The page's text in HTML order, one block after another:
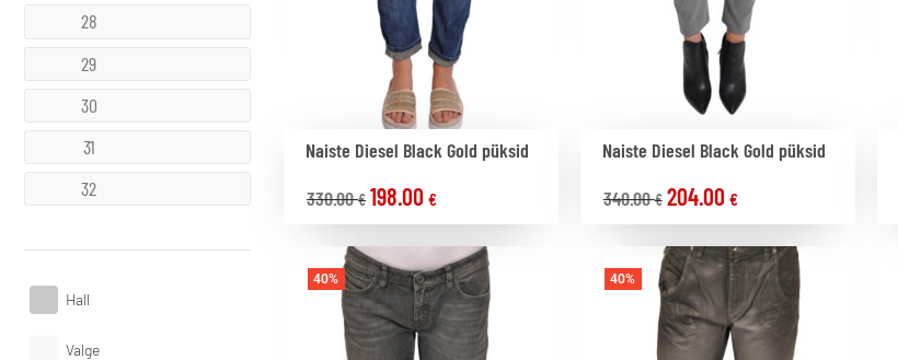
28
29
30
31
32
Hall
Valge
Naiste Diesel Black Gold püksid
330.00€ 198.00€
Naiste Diesel Black Gold püksid
340.00€ 204.00 €
40% 40%